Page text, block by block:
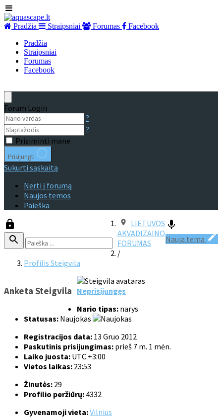
Pradžia Straipsniai Forumas
Facebook
Pradžia
Straipsniai
Forumas
Facebook
Forum Login
?
?
Prisiminti mane
Prisijungti
Sukurti sąskaitą
Nerti į forumą
Naujos temos
Paieška
Nauja tema
LIETUVOS
AKVADIZAINO
FORUMAS
/
Profilis Steigvila
Anketa Steigvila Neprisijungęs
Nario tipas: narys
Statusas: Naujokas
Registracijos data: 13 Gruo 2012
Paskutinis prisijungimas: prieš 7 m. 1 mėn.
Laiko juosta: UTC +3:00
Vietos laikas: 23:53
Žinutės: 29
Profilio peržiūrų: 4332
Gyvenamoji vieta:Vilnius